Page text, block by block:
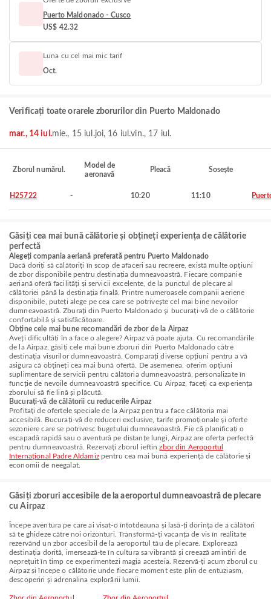
Puerto Maldonado - Cusco
US$ 42.32
Luna cu cel mai mic tarif
Oct.
Verificați toate orarele zborurilor din Puerto Maldonado
mar., 14 iul.mie., 15 iul.joi, 16 iul.vin., 17 iul.
Zborul numărul.
Model de
aeronavă
Pleacă Sosește
H25722 - 10:20 11:10
Găsiți cea mai bună călătorie și obțineți experiența de călătorie
perfectă
Alegeți compania aeriană preferată pentru Puerto Maldonado
Dacă doriți să călătoriți în scop de afaceri sau recreere, există multe opțiuni
de zbor disponibile pentru destinația dumneavoastră. Fiecare companie
aeriană oferă facilități și servicii excelente, de la punctul de plecare al
călătoriei până la destinația finală. Printre numeroasele companii aeriene
disponibile, puteți alege pe cea care se potrivește cel mai bine nevoilor
dumneavoastră. Zburați din Puerto Maldonado și bucurați-vă de o călătorie
confortabilă și satisfăcătoare.
Obține cele mai bune recomandări de zbor de la Airpaz
Aveți dificultăți în a face o alegere? Airpaz vă poate ajuta. Cu recomandările
de la Airpaz, găsiți cele mai bune zboruri din Puerto Maldonado către
destinația visurilor dumneavoastră. Comparați diverse opțiuni pentru a vă
asigura că obțineți cea mai bună ofertă. De asemenea, oferim opțiuni
suplimentare de servicii pentru călătoria dumneavoastră, personalizate în
funcție de nevoile dumneavoastră specifice. Cu Airpaz, faceți ca experiența
zborului să fie lină și plăcută.
Bucurați-vă de călătorii cu reducerile Airpaz
Profitați de ofertele speciale de la Airpaz pentru a face călătoria mai
accesibilă. Bucurați-vă de reduceri exclusive, tarife promoționale și oferte
sezoniere care se potrivesc bugetului dumneavoastră. Fie că planificați o
escapadă rapidă sau o aventură pe distanțe lungi, Airpaz are oferta perfectă
pentru dumneavoastră. Rezervați zborul ieftinzbor din Aeroportul
Internațional Padre Aldamizpentru cea mai bună experiență de călătorie și
economii de neegalat.
Găsiți zboruri accesibile de la aeroportul dumneavoastră de plecare
cu Airpaz
Începe aventura pe care ai visat-o întotdeauna și lasă-ți dorința de a călători
să te ghideze către noi orizonturi. Transformă-ți vacanța de vis în realitate
rezervând un zbor accesibil de la aeroportul tău de plecare. Explorează
destinația dorită, imersează-te în cultura sa vibrantă și creează amintiri de
neprețuit în timp ce experimentezi magia acesteia. Rezervă-ți acum zborul cu
Airpaz și începe o călătorie unde fiecare moment este plin de entuziasm,
descoperiri și adrenalina explorării lumii.